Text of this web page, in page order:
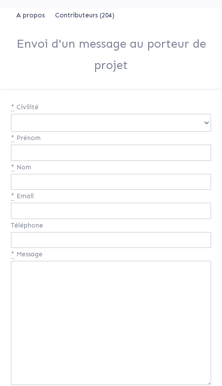
A propos Contributeurs (204)
Envoi d'un message au porteur de
projet
* Civilité
* Prénom
* Nom
* Email
Téléphone
* Message